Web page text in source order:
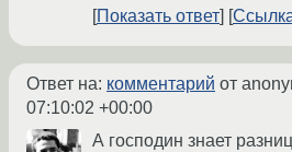
Показать ответ
Ответ на: комментарий от
07:10:02 +00:00
А господин знает